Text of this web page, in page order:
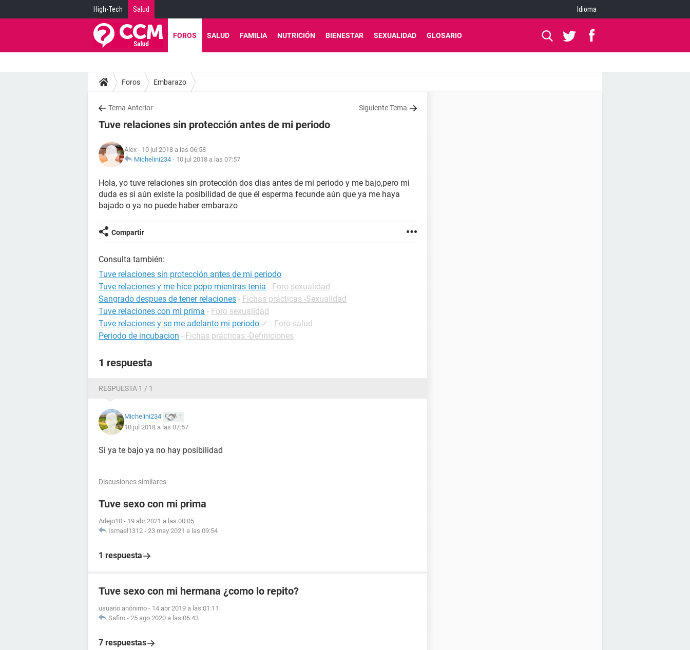
High-Tech Salud Idioma
FOROS SALUD FAMILIA NUTRICIÓN BIENESTAR SEXUALIDAD GLOSARIO
Foros Embarazo
Tema Anterior Siguiente Tema
Tuve relaciones sin protección antes de mi periodo
Alex - 10 jul 2018 a las 06:58
Michelini234 - 10 jul 2018 a las 07:57
Hola, yo tuve relaciones sin protección dos dias antes de mi periodo y me bajo,pero mi
duda es si aún existe la posibilidad de que él esperma fecunde aún que ya me haya
bajado o ya no puede haber embarazo
Compartir
Consulta también:
Tuve relaciones sin protección antes de mi periodo
Tuve relaciones y me hice popo mientras tenia - Foro sexualidad
Sangrado despues de tener relaciones - Fichas prácticas -Sexualidad
Tuve relaciones con mi prima - Foro sexualidad
Tuve relaciones y se me adelanto mi periodo ✓ - Foro salud
Periodo de incubacion - Fichas prácticas -Definiciones
1 respuesta
RESPUESTA 1 / 1
Michelini234 1
10 jul 2018 a las 07:57
Si ya te bajo ya no hay posibilidad
Discusiones similares
Tuve sexo con mi prima
Adejo10 - 19 abr 2021 a las 00:05
Ismael1312 - 23 may 2021 a las 09:54
1 respuesta
Tuve sexo con mi hermana ¿como lo repito?
usuario anónimo - 14 abr 2019 a las 01:11
Safiro - 25 ago 2020 a las 06:43
7 respuestas